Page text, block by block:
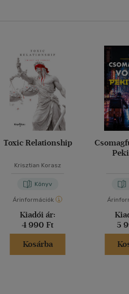
Toxic Relationship
Krisztian Korasz
Könyv
Árinformációk
Kiadói ár:
4 990 Ft
Kosárba
5